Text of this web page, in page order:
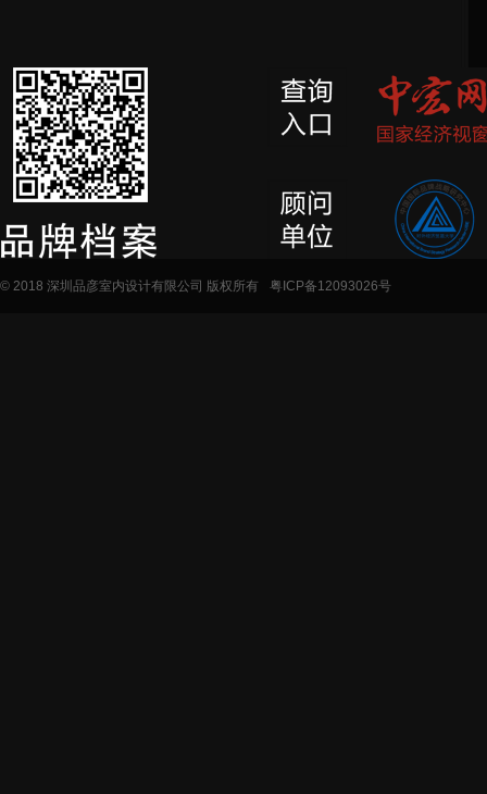
© 2018 深圳品彦室内设计有限公司 版权所有 粤ICP备12093026号